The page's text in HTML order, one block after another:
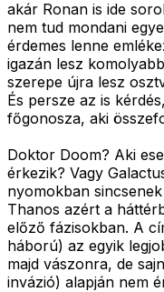
akár Ronan is ide
nem tud mondani
érdemes lenne
igazán lesz
szerepe újra lesz
És persze az is
főgonosza, aki
Doktor Doom? Aki
érkezik? Vagy
nyomokban
Thanos azért a
előző fázisokban. A
háború) az egyik
majd vászonra, de
invázió) alapján nem